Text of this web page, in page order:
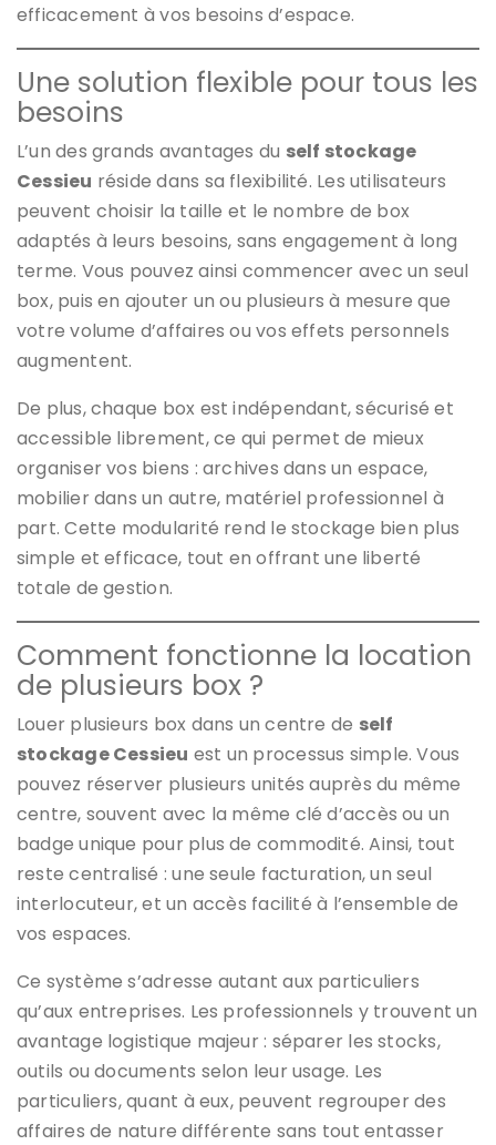
efficacement à vos besoins d’espace.
Une solution flexible pour tous les
besoins
L’un des grands avantages du self stockage
Cessieu réside dans sa flexibilité. Les utilisateurs
peuvent choisir la taille et le nombre de box
adaptés à leurs besoins, sans engagement à long
terme. Vous pouvez ainsi commencer avec un seul
box, puis en ajouter un ou plusieurs à mesure que
votre volume d’affaires ou vos effets personnels
augmentent.
De plus, chaque box est indépendant, sécurisé et
accessible librement, ce qui permet de mieux
organiser vos biens : archives dans un espace,
mobilier dans un autre, matériel professionnel à
part. Cette modularité rend le stockage bien plus
simple et efficace, tout en offrant une liberté
totale de gestion.
Comment fonctionne la location
de plusieurs box ?
Louer plusieurs box dans un centre de self
stockage Cessieu est un processus simple. Vous
pouvez réserver plusieurs unités auprès du même
centre, souvent avec la même clé d’accès ou un
badge unique pour plus de commodité. Ainsi, tout
reste centralisé : une seule facturation, un seul
interlocuteur, et un accès facilité à l’ensemble de
vos espaces.
Ce système s’adresse autant aux particuliers
qu’aux entreprises. Les professionnels y trouvent un
avantage logistique majeur : séparer les stocks,
outils ou documents selon leur usage. Les
particuliers, quant à eux, peuvent regrouper des
affaires de nature différente sans tout entasser